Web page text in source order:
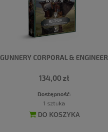
GUNNERY CORPORAL & ENGINEER
134,00 zł
Dostępność:
1 sztuka
DO KOSZYKA